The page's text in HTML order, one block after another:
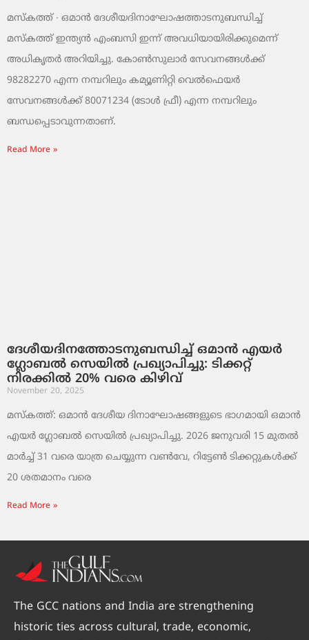
മസ്‌കത്ത് ∙ ഒമാൻ ദേശീയദിനാഘോഷത്താടനുബന്ധിച്ച്
മസ്‌കത്ത് ഇന്ത്യൻ എംബസി ഇന്ന് അവധിയായിരിക്കുമെന്ന്
അധികൃതർ അറിയിച്ചു. കോൺസുലാർ സേവനങ്ങൾക്ക്
98282270 എന്ന നമ്പറിലും കമ്യൂണിറ്റി വെൽഫെയർ
സേവനങ്ങൾക്ക് 80071234 (ടോൾ ഫ്രീ) എന്ന നമ്പറിലും
ബന്ധപ്പെടാവുന്നതാണ്.
Read More »
ദേശീയദിനത്തോടനുബന്ധിച്ച് ഒമാൻ എയർ
ഗ്ലോബൽ സെയിൽ പ്രഖ്യാപിച്ചു: ടിക്കറ്റ്
നിരക്കിൽ 20% വരെ കിഴിവ്
November 20, 2025
മസ്‌കത്ത്: ഒമാൻ ദേശീയ ദിനാഘോഷങ്ങളുടെ ഭാഗമായി ഒമാൻ
എയർ ഗ്ലോബൽ സെയിൽ പ്രഖ്യാപിച്ചു. 2026 ജനുവരി 15 മുതൽ
മാർച്ച് 31 വരെ യാത്ര ചെയ്യുന്ന വൺവേ, റിട്ടേൺ ടിക്കറ്റുകൾക്ക്
20 ശതമാനം വരെ
Read More »
The GCC nations and India are strengthening
historic ties across cultural, trade, economic,